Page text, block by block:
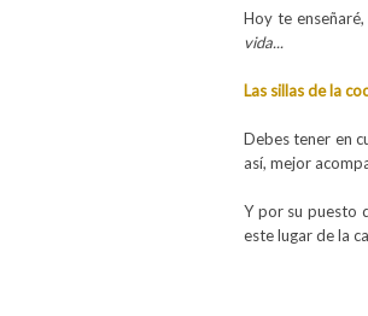
Hoy te enseñaré,
vida...
Las sillas de la
Debes tener en
así, mejor
Y por su puesto
este lugar de la